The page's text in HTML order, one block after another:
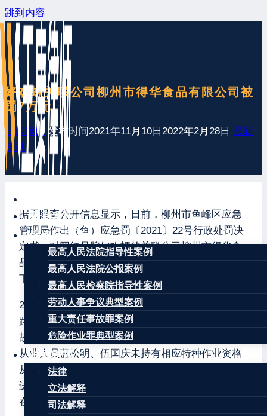
跳到内容
最新发布
案例分享
最高人民法院指导性案例
最高人民法院公报案例
最高人民检察院指导性案例
劳动人事争议典型案例
重大责任事故罪案例
危险作业罪典型案例
法律法规
法律
立法解释
司法解释
好欢螺关联公司柳州市得华食品有限公司被
罚7万元
王康律师 发布时间2021年11月10日 2022年2月28日 最新
资讯
据天眼查公开信息显示，日前，柳州市鱼峰区应急
管理局作出（鱼）应急罚〔2021〕22号行政处罚决
定书，对网红品牌好欢螺的关联公司柳州市得华食
品有限公司处以罚款7万元的行政处罚，具体情况如
下：
2021年7月14日8时50分左右，在柳州市鱼峰区洛园
路16-2号柳州市得华食品有限公司发生一起触电事
故，造成1人重伤。经查，柳州市得华食品有限公司
从业人员蓝松明、伍国庆未持有相应特种作业资格
从事电工作业；未对现场作业人员蓝松明、伍国庆
进行安全技术交底，未告知作业场所和工作岗位存
在的危险因素、防范措施以及事故应急措施。